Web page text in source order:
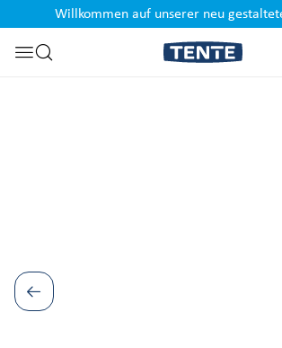
Zur Suche springen
Willkommen auf unserer neu